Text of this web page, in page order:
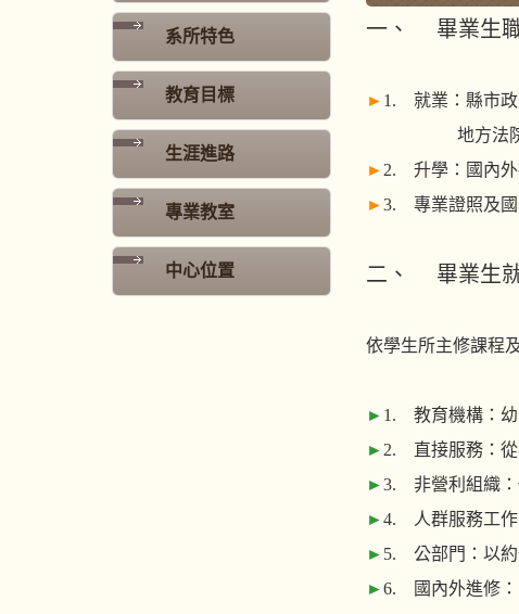
系所特色
教育目標
生涯進路
專業教室
中心位置
一、 畢業生
► 1. 就業：縣市政
地方法院觀護
► 2. 升學：國內外
►3. 專業證照及國
二、 畢業生
依學生所主修課程
► 1. 教育機構：幼
► 2. 直接服務：從
►3. 非營利組織：
►4. 人群服務工作
► 5. 公部門：以約
►6. 國內外進修：